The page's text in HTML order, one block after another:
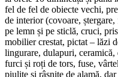
fel de fel de obiecte vechi,
de interior (covoare,
pe lemn și pe sticlă, cruci,
mobilier crestat, pictat – lăzi
lingurare, dulapuri,
furci și roți de tors, fuse,
piulițe și râșnițe de alamă, dar